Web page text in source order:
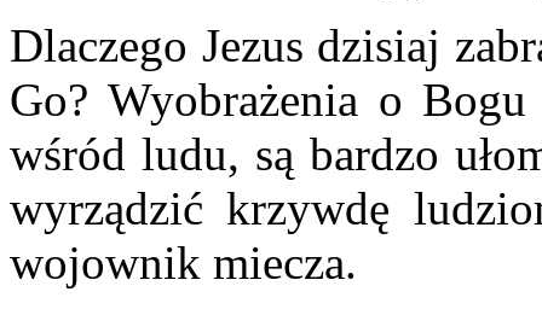
Dlaczego Jezus dzisiaj
Go? Wyobrażenia o
wśród ludu, są bardzo
wyrządzić krzywdę
wojownik miecza.